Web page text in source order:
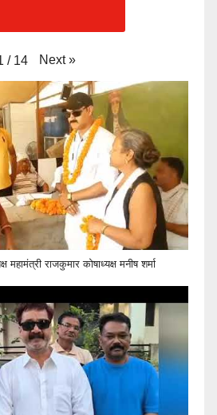
/ 14 Next »
राजकुमार कोषाध्यक्ष मनीष शर्मा